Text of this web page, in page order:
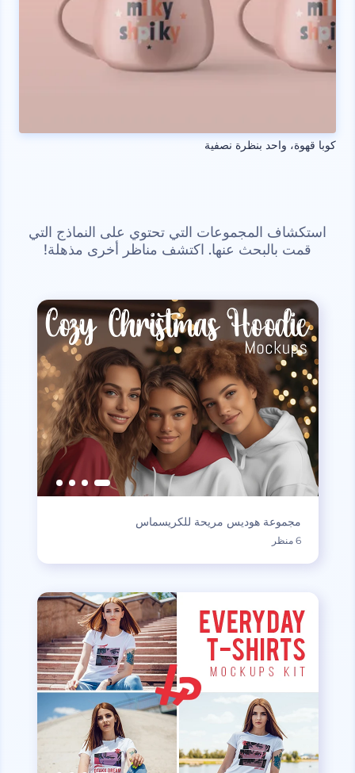
كوبا قهوة، واحد بنظرة نصفية
استكشاف المجموعات التي تحتوي على النماذج التي
قمت بالبحث عنها. اكتشف مناظر أخرى مذهلة!
مجموعة هوديس مريحة للكريسماس
6 منظر